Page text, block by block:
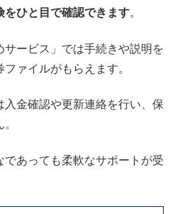
をひと目で確認できます。
サービス」では手続きや説明を
ァイルがもらえます。
入金確認や更新連絡を行い、保
あっても柔軟なサポートが受